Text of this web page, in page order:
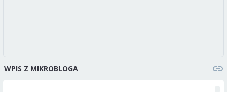
WPIS Z MIKROBLOGA